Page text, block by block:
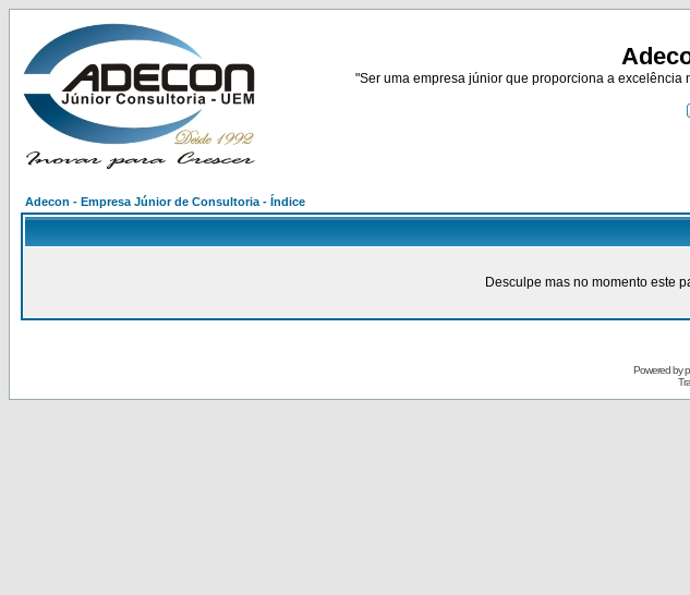
"Ser uma empresa júnior que proporciona a
Adecon - Empresa Júnior de Consultoria - Índice
Desculpe mas no momento este
Powered by